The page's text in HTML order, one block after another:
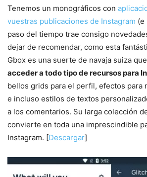
Tenemos un monográficos con
vuestras publicaciones de Instagram (e
paso del tiempo trae consigo
dejar de recomendar, como esta
Gbox es una suerte de navaja suiza que
acceder a todo tipo de recursos para
bellos grids para el perfil, efectos para
e incluso estilos de textos
a los comentarios. Su larga colección
convierte en toda una imprescindible
Instagram. [Descargar]